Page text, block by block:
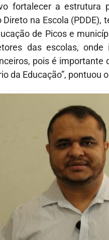
fortalecer a estrutura
na Escola
de Picos e
das escolas,
pois é
da Educação”, pontuou